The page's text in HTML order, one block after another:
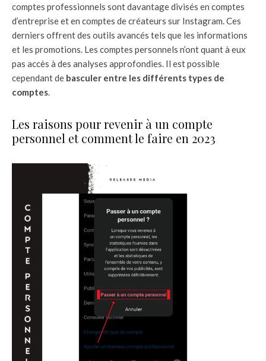
comptes professionnels sont davantage divisés en comptes
d’entreprise et en comptes de créateurs sur Instagram. Ces
derniers offrent des outils avancés tels que les informations
et les promotions. Les comptes personnels n’ont quant à eux
pas accès à des analyses approfondies. Il est possible
cependant de basculer entre les différents types de
comptes.
Les raisons pour revenir à un compte
personnel et comment le faire en 2023